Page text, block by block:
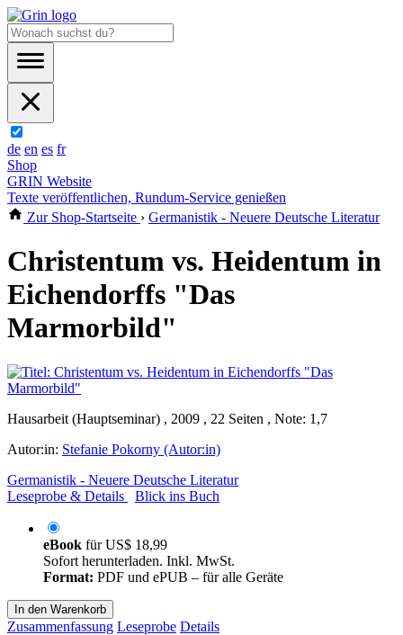
de en es fr
Shop
GRIN Website
Texte veröffentlichen, Rundum-Service genießen
Zur Shop-Startseite › Germanistik - Neuere Deutsche Literatur
Christentum vs. Heidentum in
Eichendorffs "Das
Marmorbild"
Hausarbeit (Hauptseminar) , 2009 , 22 Seiten , Note: 1,7
Autor:in: Stefanie Pokorny (Autor:in)
Germanistik - Neuere Deutsche Literatur
Leseprobe & Details
Blick ins Buch
eBook fürUS$ 18,99
Sofort herunterladen. Inkl. MwSt.
Format: PDF und ePUB – für alle Geräte
In den Warenkorb
Zusammenfassung Leseprobe Details